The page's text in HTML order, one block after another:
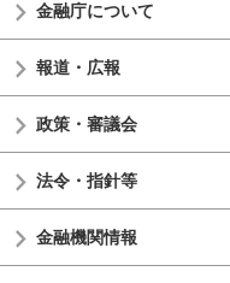
金融庁について
報道・広報
政策・審議会
法令・指針等
金融機関情報